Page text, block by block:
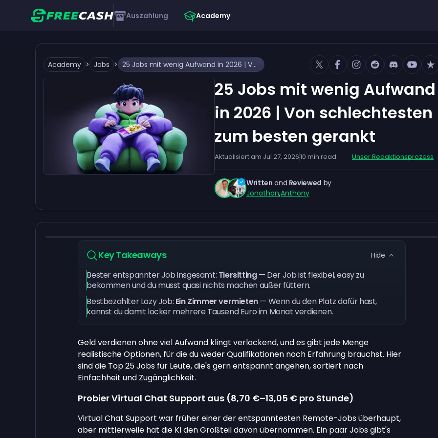
Auszahlung Academy
Academy > Jobs > 25 Jobs mit wenig Aufwand in 2026 | Von schlechtesten zum besten gerankt
25 Jobs mit wenig Aufwand
in 2026 | Von schlechtesten
zum besten gerankt
Aktualisiert am Jul 27, 202610 min read Unser Redaktionsprozess
Written and Reviewed by
Jonathan,Anthony
Key Takeaways Hide
Bester entspannter Job insgesamt: Tiersitting— Der Job ist flexibel, easy zu
bekommen und du musst quasi nichts machen außer füttern.
Bestbezahlter Lazy Job: Ein Zimmer vermieten— Wenn du den Platz dafür hast,
kannst du damit locker mehrere Tausend Euro im Monat verdienen.
Geld verdienen ohne viel Aufwand klingt verlockend, und es gibt jede Menge
realistische Optionen, für die du weder Qualifikationen noch Erfahrung brauchst. Hier
sind die Top 25 Jobs für Leute, die's gern entspannt angehen, sortiert nach
Einfachheit und Zugänglichkeit.
Probier Virtual Chat Support aus (8,70 €–13,05 € pro Stunde)
Virtual Chat Support war früher einer der entspanntesten Remote-Jobs überhaupt,
aber mittlerweile hat die KI den Großteil davon übernommen. Ein paar Jobs gibt's